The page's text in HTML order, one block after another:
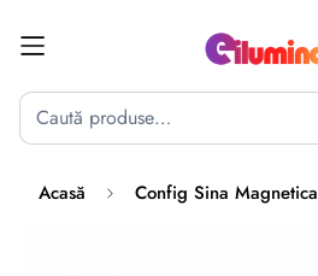
Acasă Config Sina Magnetica